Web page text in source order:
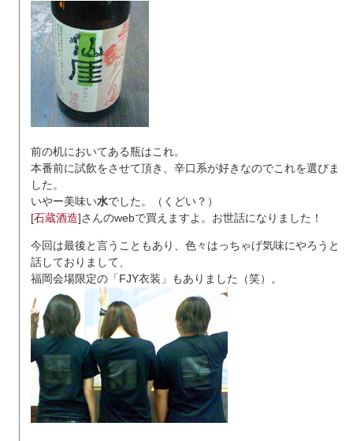
前の机においてある瓶はこれ。
本番前に試飲をさせて頂き、辛口系が好きなのでこれを選びま
した。
いやー美味い水でした。（くどい？）
[石蔵酒造]さんのwebで買えますよ。お世話になりました！
今回は最後と言うこともあり、色々はっちゃげ気味にやろうと
話しておりまして、
福岡会場限定の「FJY衣装」もありました（笑）。